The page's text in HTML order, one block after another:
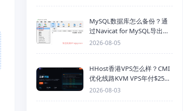
MySQL数据库怎么备份？通
过Navicat for MySQL导出
Mysql数据库为SQL格式备份
2026-08-05
HHost香港VPS怎么样？CMI
优化线路KVM VPS年付$25
起，4GB内存优惠套餐
2026-08-03